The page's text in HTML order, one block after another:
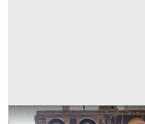
9#9567 Levigatrice a nastro Export